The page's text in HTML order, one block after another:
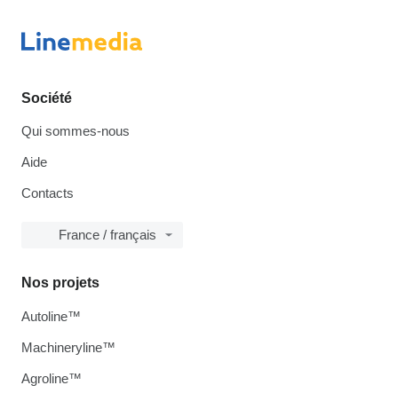
Société
Qui sommes-nous
Aide
Contacts
France / français
Nos projets
Autoline™
Machineryline™
Agroline™